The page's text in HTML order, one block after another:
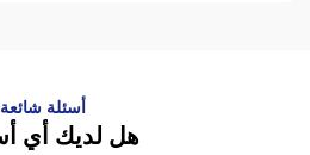
أسئلة شائعة
هل لديك أي